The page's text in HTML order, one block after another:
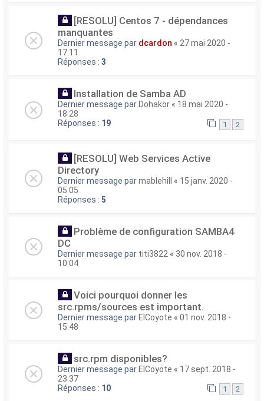
[RESOLU] Centos 7 - dépendances
manquantes
Dernier message par dcardon « 27 mai 2020 -
17:11
Réponses : 3
Installation de Samba AD
Dernier message par Dohakor « 18 mai 2020 -
18:28
Réponses : 19 1 2
[RESOLU] Web Services Active
Directory
Dernier message parmablehill « 15 janv. 2020 -
05:05
Réponses : 5
Problème de configuration SAMBA4
DC
Dernier message par titi3822 « 30 nov. 2018 -
10:04
Voici pourquoi donner les
src.rpms/sources est important.
Dernier message parElCoyote « 01 nov. 2018 -
15:48
src.rpm disponibles?
Dernier message parElCoyote « 17 sept. 2018 -
23:37
Réponses : 10 1 2